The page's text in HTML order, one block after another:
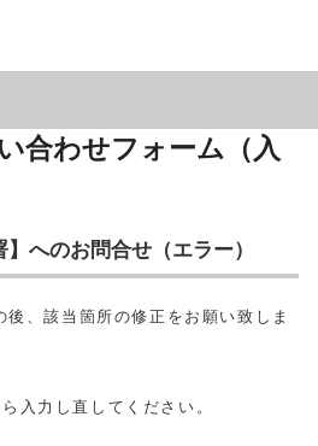
合わせフォーム（入
】へのお問合せ（エラー）
、該当箇所の修正をお願い致しま
入力し直してください。